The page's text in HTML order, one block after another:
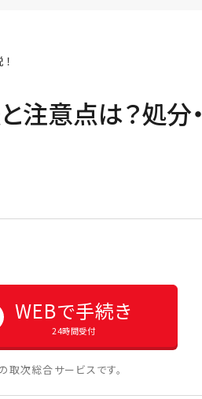
注意点は？処分・
WEBで手続き
24時間受付
次総合サービスです。